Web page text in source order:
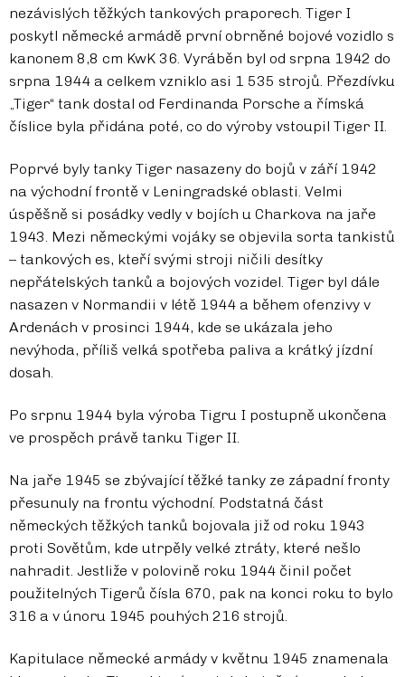
nezávislých těžkých tankových praporech. Tiger I
poskytl německé armádě první obrněné bojové vozidlo s
kanonem 8,8 cm KwK 36. Vyráběn byl od srpna 1942 do
srpna 1944 a celkem vzniklo asi 1 535 strojů. Přezdívku
„Tiger“ tank dostal od Ferdinanda Porsche a římská
číslice byla přidána poté, co do výroby vstoupil Tiger II.
Poprvé byly tanky Tiger nasazeny do bojů v září 1942
na východní frontě v Leningradské oblasti. Velmi
úspěšně si posádky vedly v bojích u Charkova na jaře
1943. Mezi německými vojáky se objevila sorta tankistů
– tankových es, kteří svými stroji ničili desítky
nepřátelských tanků a bojových vozidel. Tiger byl dále
nasazen v Normandii v létě 1944 a během ofenzivy v
Ardenách v prosinci 1944, kde se ukázala jeho
nevýhoda, příliš velká spotřeba paliva a krátký jízdní
dosah.
Po srpnu 1944 byla výroba Tigru I postupně ukončena
ve prospěch právě tanku Tiger II.
Na jaře 1945 se zbývající těžké tanky ze západní fronty
přesunuly na frontu východní. Podstatná část
německých těžkých tanků bojovala již od roku 1943
proti Sovětům, kde utrpěly velké ztráty, které nešlo
nahradit. Jestliže v polovině roku 1944 činil počet
použitelných Tigerů čísla 670, pak na konci roku to bylo
316 a v únoru 1945 pouhých 216 strojů.
Kapitulace německé armády v květnu 1945 znamenala